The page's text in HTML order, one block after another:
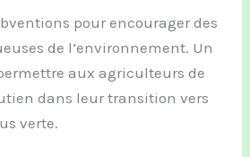
pour encourager des
de l’environnement. Un
aux agriculteurs de
dans leur transition vers
verte.